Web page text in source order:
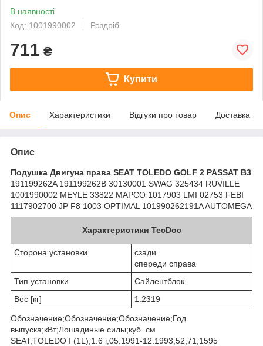
В наявності
Код: 1001990002
Роздріб
711 ₴
Купити
Опис Характеристики Відгуки про товар Доставка
Опис
Подушка Двигуна права SEAT TOLEDO GOLF 2 PASSAT B3
191199262A 191199262B 30130001 SWAG 325434 RUVILLE
1001990002 MEYLE 33822 MAPCO 1017903 LMI 02753 FEBI
1117902700 JP F8 1003 OPTIMAL 101990262191A AUTOMEGA
Характеристики TecDoc
Сторона установки
сзади
спереди справа
Тип установки
Сайлентблок
Вес [кг]
1.2319
Обозначение;Обозначение;Обозначение;Год
выпуска;кВт;Лошадиные силы;куб. см
SEAT;TOLEDO I (1L);1.6 i;05.1991-12.1993;52;71;1595